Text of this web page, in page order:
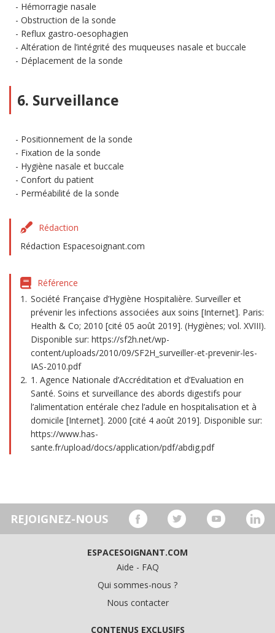
Hémorragie nasale
Obstruction de la sonde
Reflux gastro-oesophagien
Altération de l’intégrité des muqueuses nasale et buccale
Déplacement de la sonde
6. Surveillance
Positionnement de la sonde
Fixation de la sonde
Hygiène nasale et buccale
Confort du patient
Perméabilité de la sonde
Rédaction
Rédaction Espacesoignant.com
Référence
Société Française d’Hygiène Hospitalière. Surveiller et
prévenir les infections associées aux soins [Internet]. Paris:
Health & Co; 2010 [cité 05 août 2019]. (Hygiènes; vol. XVIII).
Disponible sur: https://sf2h.net/wp-
content/uploads/2010/09/SF2H_surveiller-et-prevenir-les-
IAS-2010.pdf
1. Agence Nationale d’Accréditation et d’Evaluation en
Santé. Soins et surveillance des abords digestifs pour
l’alimentation entérale chez l’adule en hospitalisation et à
domicile [Internet]. 2000 [cité 4 août 2019]. Disponible sur:
https://www.has-
sante.fr/upload/docs/application/pdf/abdig.pdf
REJOIGNEZ-NOUS
ESPACESOIGNANT.COM
Aide - FAQ
Qui sommes-nous ?
Nous contacter
CONTENUS EXCLUSIFS